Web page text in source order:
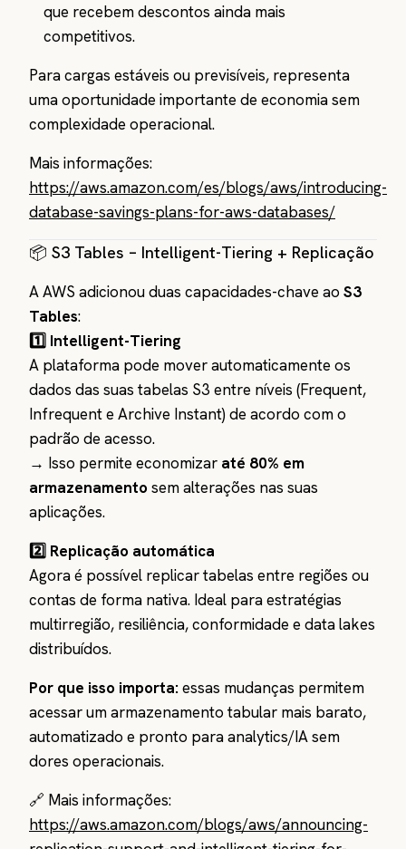
que recebem descontos ainda mais
competitivos.
Para cargas estáveis ou previsíveis, representa
uma oportunidade importante de economia sem
complexidade operacional.
Mais informações:
https://aws.amazon.com/es/blogs/aws/introducing-
database-savings-plans-for-aws-databases/
📦 S3 Tables – Intelligent-Tiering + Replicação
A AWS adicionou duas capacidades-chave ao S3
Tables:
1️⃣ Intelligent-Tiering
A plataforma pode mover automaticamente os
dados das suas tabelas S3 entre níveis (Frequent,
Infrequent e Archive Instant) de acordo com o
padrão de acesso.
→ Isso permite economizar até 80% em
armazenamento sem alterações nas suas
aplicações.
2️⃣ Replicação automática
Agora é possível replicar tabelas entre regiões ou
contas de forma nativa. Ideal para estratégias
multirregião, resiliência, conformidade e data lakes
distribuídos.
Por que isso importa:essas mudanças permitem
acessar um armazenamento tabular mais barato,
automatizado e pronto para analytics/IA sem
dores operacionais.
🔗 Mais informações:
https://aws.amazon.com/blogs/aws/announcing-